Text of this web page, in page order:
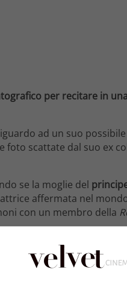
per recitare in
ad un suo
scattate dal suo ex
se la moglie del
affermata nel
con un membro della
fan non stanno